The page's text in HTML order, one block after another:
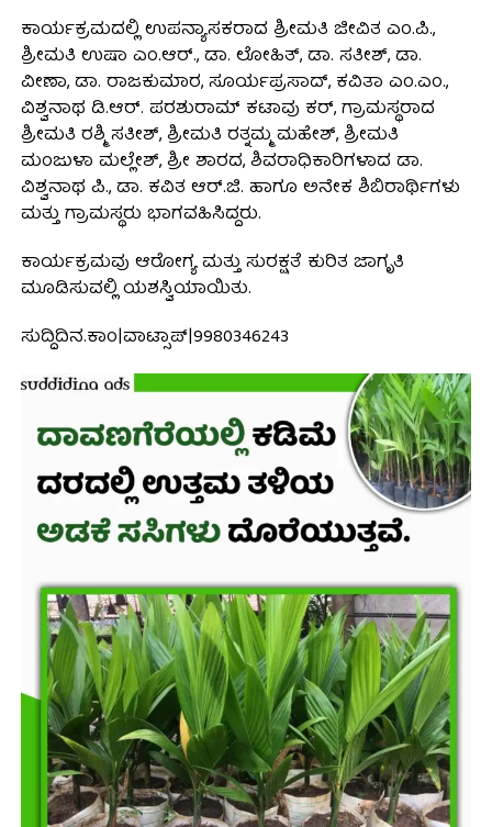
ಕಾರ್ಯಕ್ರಮದಲ್ಲಿ ಉಪನ್ಯಾಸಕರಾದ ಶ್ರೀಮತಿ ಜೀವಿತ ಎಂ.ಪಿ.,
ಶ್ರೀಮತಿ ಉಷಾ ಎಂ.ಆರ್., ಡಾ. ಲೋಹಿತ್, ಡಾ. ಸತೀಶ್, ಡಾ.
ವೀಣಾ, ಡಾ. ರಾಜಕುಮಾರ, ಸೂರ್ಯಪ್ರಸಾದ್, ಕವಿತಾ ಎಂ.ಎಂ.,
ವಿಶ್ವನಾಥ ಡಿ.ಆರ್. ಪರಶುರಾಮ್ ಕಟಾವು ಕರ್, ಗ್ರಾಮಸ್ಥರಾದ
ಶ್ರೀಮತಿ ರಶ್ಮಿ ಸತೀಶ್, ಶ್ರೀಮತಿ ರತ್ನಮ್ಮ ಮಹೇಶ್, ಶ್ರೀಮತಿ
ಮಂಜುಳಾ ಮಲ್ಲೇಶ್, ಶ್ರೀ ಶಾರದ, ಶಿವರಾಧಿಕಾರಿಗಳಾದ ಡಾ.
ವಿಶ್ವನಾಥ ಪಿ., ಡಾ. ಕವಿತ ಆರ್.ಜಿ. ಹಾಗೂ ಅನೇಕ ಶಿಬಿರಾರ್ಥಿಗಳು
ಮತ್ತು ಗ್ರಾಮಸ್ಥರು ಭಾಗವಹಿಸಿದ್ದರು.
ಕಾರ್ಯಕ್ರಮವು ಆರೋಗ್ಯ ಮತ್ತು ಸುರಕ್ಷತೆ ಕುರಿತ ಜಾಗೃತಿ
ಮೂಡಿಸುವಲ್ಲಿ ಯಶಸ್ವಿಯಾಯಿತು.
ಸುದ್ದಿದಿನ.ಕಾಂ|ವಾಟ್ಸಾಪ್|9980346243